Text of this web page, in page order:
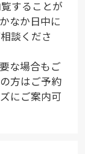
することが
なか日中に
談くださ
な場合もご
方はご予約
にご案内可